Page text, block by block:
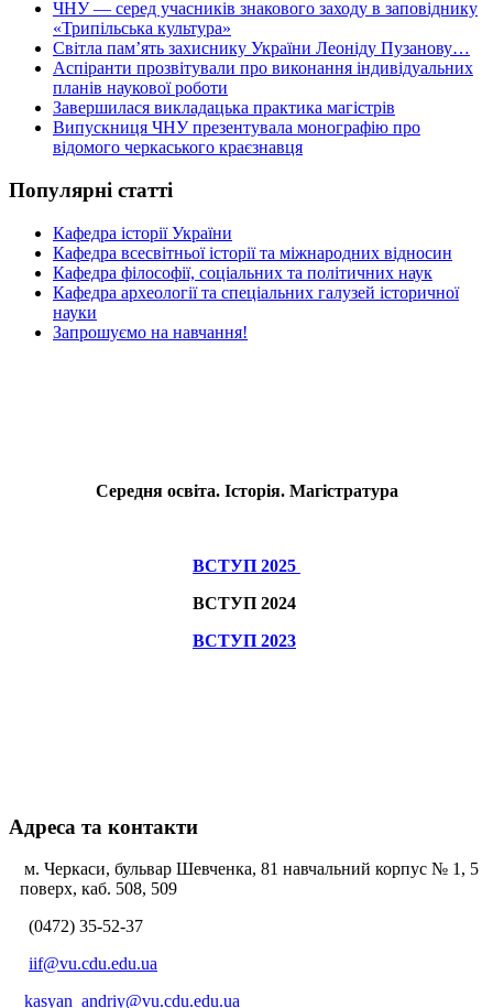
ЧНУ — серед учасників знакового заходу в заповіднику
«Трипільська культура»
Світла пам’ять захиснику України Леоніду Пузанову…
Аспіранти прозвітували про виконання індивідуальних
планів наукової роботи
Завершилася викладацька практика магістрів
Випускниця ЧНУ презентувала монографію про
відомого черкаського краєзнавця
Популярні статті
Кафедра історії України
Кафедра всесвітньої історії та міжнародних відносин
Кафедра філософії, соціальних та політичних наук
Кафедра археології та спеціальних галузей історичної
науки
Запрошуємо на навчання!
Середня освіта. Історія. Магістратура
ВСТУП 2025
ВСТУП 2024
ВСТУП 2023
Адреса та контакти
м. Черкаси, бульвар Шевченка, 81 навчальний корпус № 1, 5
поверх, каб. 508, 509
(0472) 35-52-37
iif@vu.cdu.edu.ua
kasyan_andriy@vu.cdu.edu.ua